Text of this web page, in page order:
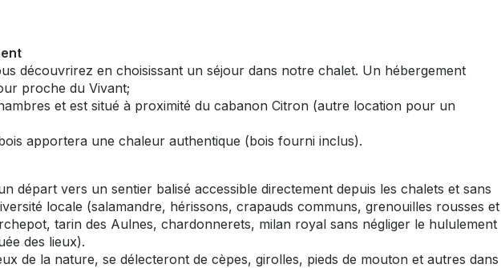
découvrirez en choisissant un séjour dans notre chalet. Un hébergement
proche du Vivant;
et est situé à proximité du cabanon Citron (autre location pour un
apportera une chaleur authentique (bois fourni inclus).
départ vers un sentier balisé accessible directement depuis les chalets et sans
locale (salamandre, hérissons, crapauds communs, grenouilles rousses et
tarin des Aulnes, chardonnerets, milan royal sans négliger le hululement
des lieux).
de la nature, se délecteront de cèpes, girolles, pieds de mouton et autres dans